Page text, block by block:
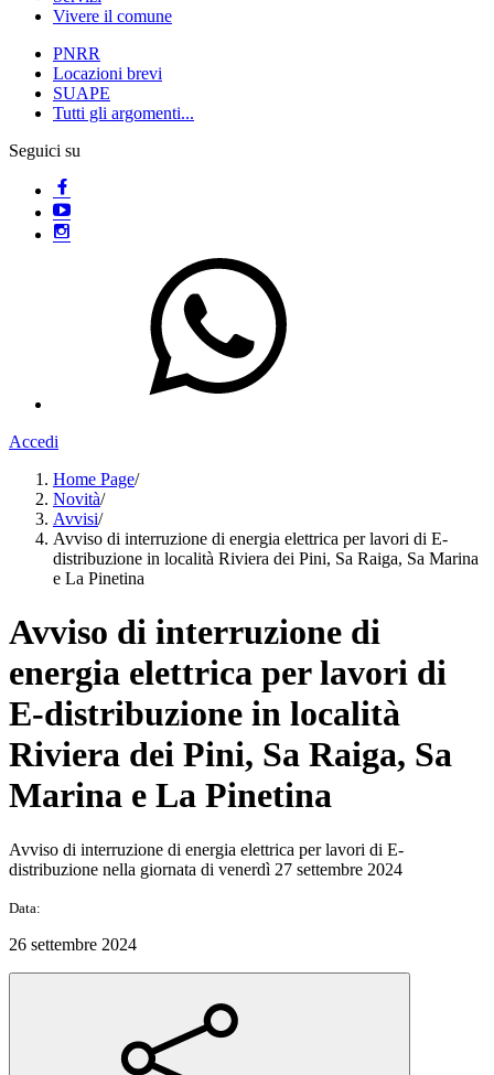
Vivere il comune
PNRR
Locazioni brevi
SUAPE
Tutti gli argomenti...
Seguici su
Accedi
Home Page/
Novità/
Avvisi/
Avviso di interruzione di energia elettrica per lavori di E-
distribuzione in località Riviera dei Pini, Sa Raiga, Sa Marina
e La Pinetina
Avviso di interruzione di
energia elettrica per lavori di
E-distribuzione in località
Riviera dei Pini, Sa Raiga, Sa
Marina e La Pinetina
Avviso di interruzione di energia elettrica per lavori di E-
distribuzione nella giornata di venerdì 27 settembre 2024
Data:
26 settembre 2024